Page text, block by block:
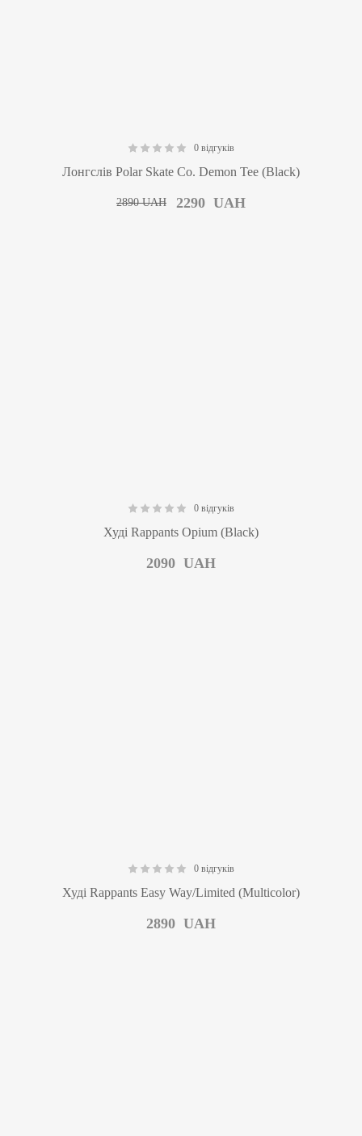
0 відгуків
Лонгслів Polar Skate Co. Demon Tee (Black)
2290 UAH
2890UAH
0 відгуків
Худі Rappants Opium (Black)
2090 UAH
0 відгуків
Худі Rappants Easy Way/Limited (Multicolor)
2890 UAH